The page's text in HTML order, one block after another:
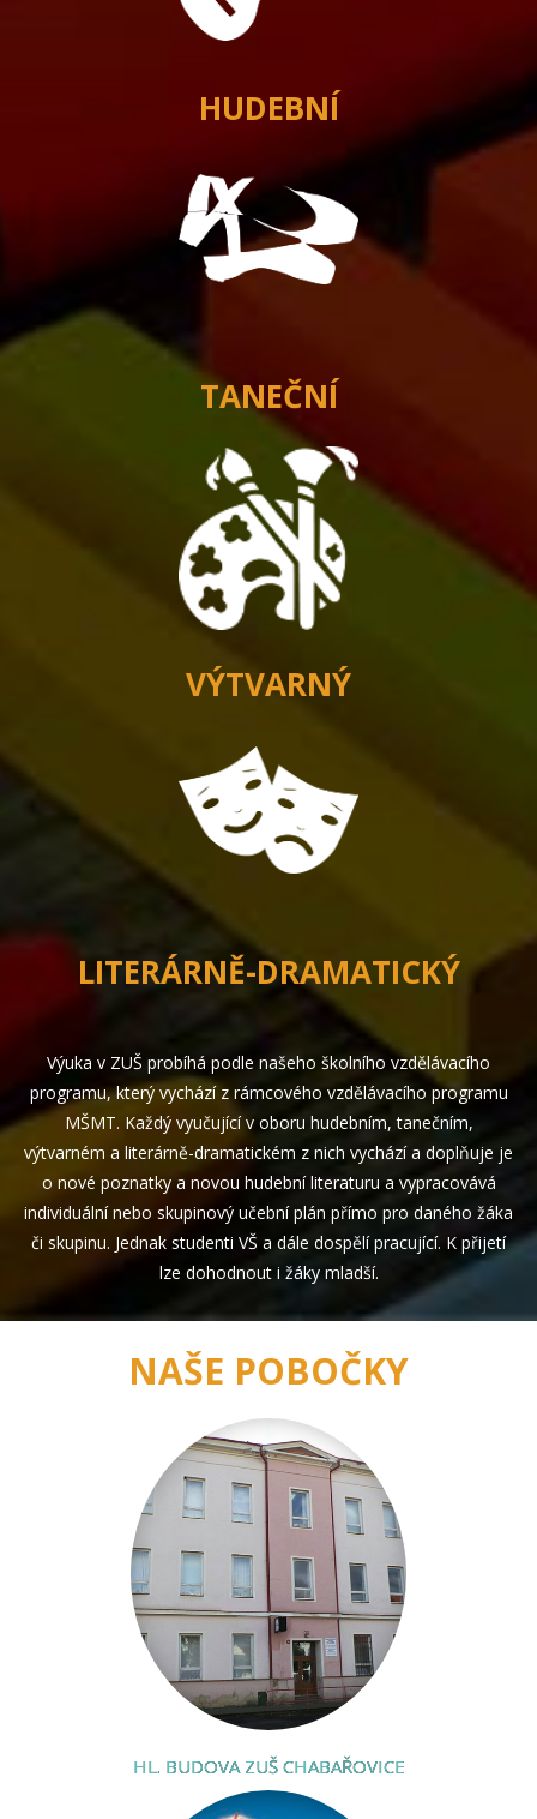
HUDEBNÍ
TANEČNÍ
VÝTVARNÝ
LITERÁRNĚ-DRAMATICKÝ
Výuka v ZUŠ probíhá podle našeho školního vzdělávacího
programu, který vychází z rámcového vzdělávacího programu
MŠMT. Každý vyučující v oboru hudebním, tanečním,
výtvarném a literárně-dramatickém z nich vychází a doplňuje je
o nové poznatky a novou hudební literaturu a vypracovává
individuální nebo skupinový učební plán přímo pro daného žáka
či skupinu. Jednak studenti VŠ a dále dospělí pracující. K přijetí
lze dohodnout i žáky mladší.
NAŠE POBOČKY
HL. BUDOVA ZUŠ CHABAŘOVICE